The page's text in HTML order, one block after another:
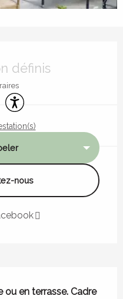
définis
handicapés
Accessibilité
nous
ou en terrasse. Cadre